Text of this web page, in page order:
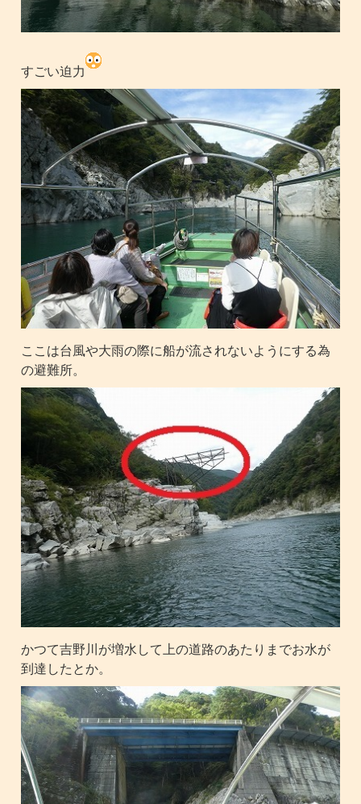
すごい迫力
ここは台風や大雨の際に船が流されないようにする為
の避難所。
かつて吉野川が増水して上の道路のあたりまでお水が
到達したとか。